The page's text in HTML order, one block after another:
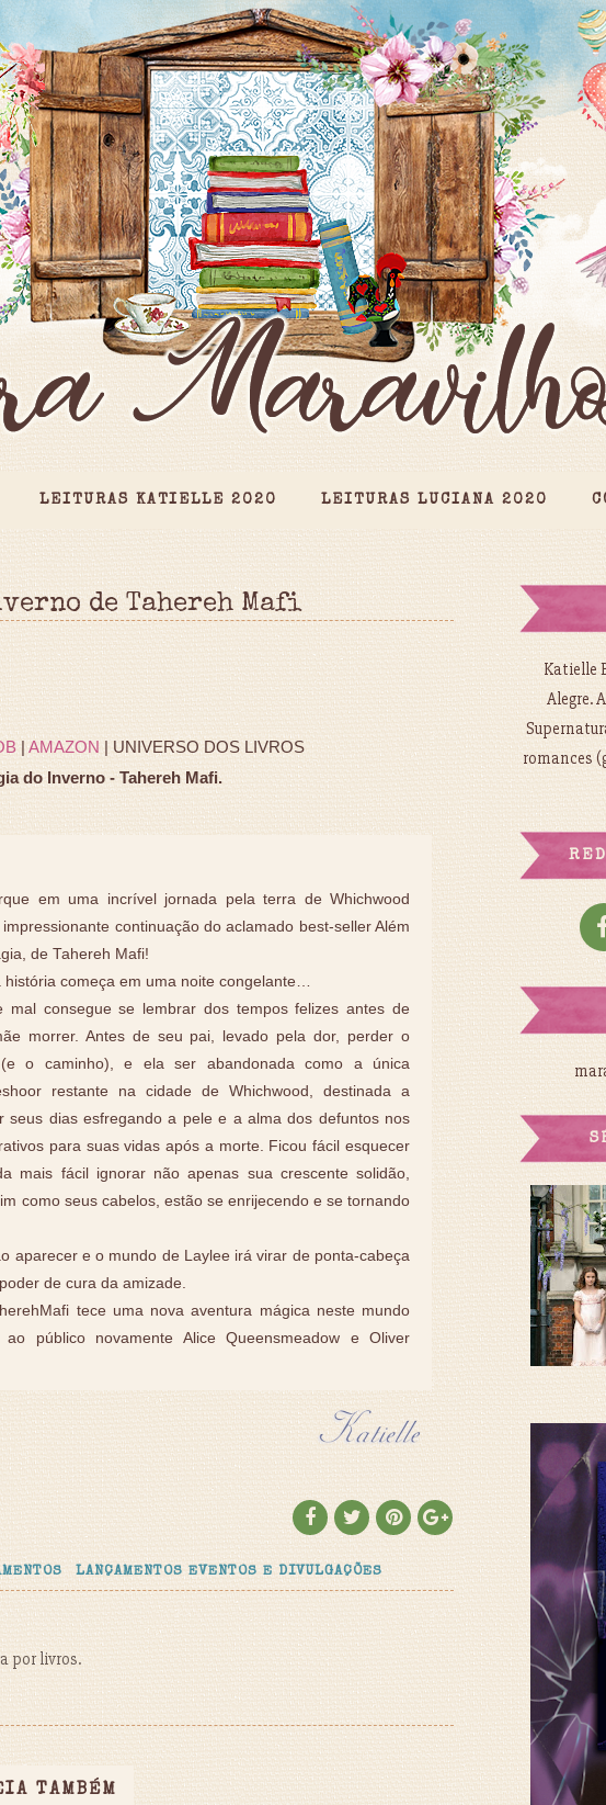
LEITURAS KATIELLE 2020 LEITURAS LUCIANA 2020
de Tahereh Mafi
|AMAZON| UNIVERSO DOS LIVROS
do Inverno - Tahereh Mafi.
em uma incrível jornada pela terra de Whichwood
impressionante continuação do aclamado best-seller Além
de Tahereh Mafi!
história começa em uma noite congelante…
mal consegue se lembrar dos tempos felizes antes de
morrer. Antes de seu pai, levado pela dor, perder o
o caminho), e ela ser abandonada como a única
restante na cidade de Whichwood, destinada a
seus dias esfregando a pele e a alma dos defuntos nos
para suas vidas após a morte. Ficou fácil esquecer
mais fácil ignorar não apenas sua crescente solidão,
como seus cabelos, estão se enrijecendo e se tornando
aparecer e o mundo de Laylee irá virar de ponta-cabeça
de cura da amizade.
tece uma nova aventura mágica neste mundo
público novamente Alice Queensmeadow e Oliver
LANÇAMENTOS EVENTOS E DIVULGAÇÕES
por livros.
TAMBÉM
Katielle
Alegre.
romances